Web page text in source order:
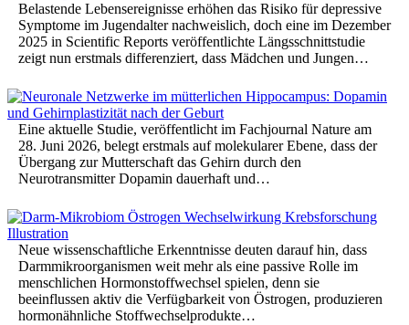
Belastende Lebensereignisse erhöhen das Risiko für depressive
Symptome im Jugendalter nachweislich, doch eine im Dezember
2025 in Scientific Reports veröffentlichte Längsschnittstudie
zeigt nun erstmals differenziert, dass Mädchen und Jungen…
Eine aktuelle Studie, veröffentlicht im Fachjournal Nature am
28. Juni 2026, belegt erstmals auf molekularer Ebene, dass der
Übergang zur Mutterschaft das Gehirn durch den
Neurotransmitter Dopamin dauerhaft und…
Neue wissenschaftliche Erkenntnisse deuten darauf hin, dass
Darmmikroorganismen weit mehr als eine passive Rolle im
menschlichen Hormonstoffwechsel spielen, denn sie
beeinflussen aktiv die Verfügbarkeit von Östrogen, produzieren
hormonähnliche Stoffwechselprodukte…